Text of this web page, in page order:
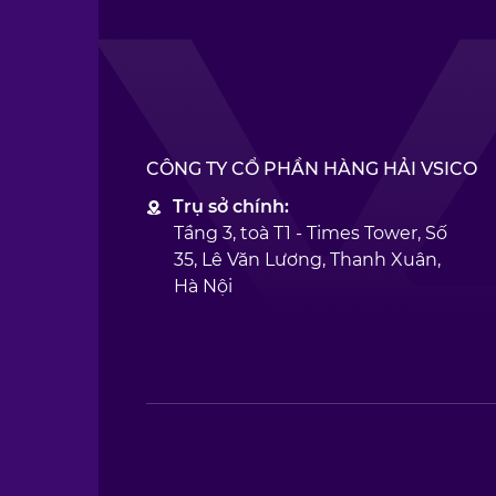
CÔNG TY CỔ PHẦN HÀNG HẢI VSICO
Trụ sở chính:
Tầng 3, toà T1 - Times Tower, Số
35, Lê Văn Lương, Thanh Xuân,
Hà Nội